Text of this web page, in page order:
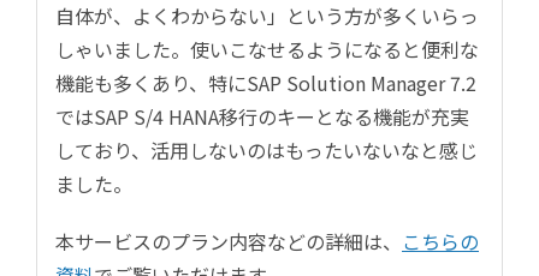
自体が、よくわからない」という方が多くいらっ
しゃいました。使いこなせるようになると便利な
機能も多くあり、特にSAP Solution Manager 7.2
ではSAP S/4 HANA移行のキーとなる機能が充実
しており、活用しないのはもったいないなと感じ
ました。
本サービスのプラン内容などの詳細は、 こちらの